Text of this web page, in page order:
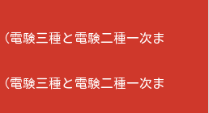
電験三種と電験二種一次ま
電験三種と電験二種一次ま